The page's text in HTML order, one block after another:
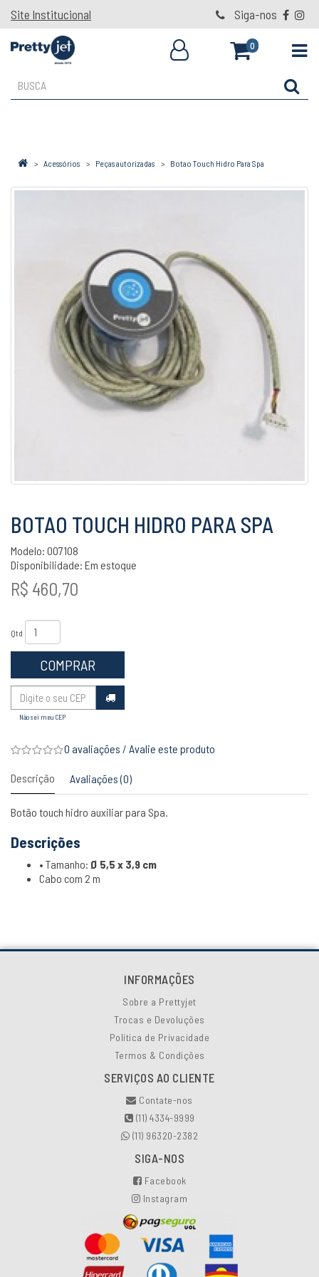
Site Institucional Siga-nos
0
Acessórios Peças autorizadas Botao Touch Hidro Para Spa
BOTAO TOUCH HIDRO PARA SPA
Modelo: 007108
Disponibilidade: Em estoque
R$ 460,70
Qtd
COMPRAR
Não sei meu CEP
0 avaliações / Avalie este produto
Descrição Avaliações (0)
Botão touch hidro auxiliar para Spa.
Descrições
• Tamanho: Ø 5,5 x 3,9 cm
Cabo com 2 m
INFORMAÇÕES
Sobre a Prettyjet
Trocas e Devoluções
Política de Privacidade
Termos & Condições
SERVIÇOS AO CLIENTE
Contate-nos
(11) 4334-9999
(11) 96320-2382
SIGA-NOS
Facebook
Instagram